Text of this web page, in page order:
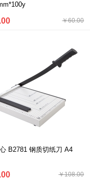
￥60.00
B2781 钢质切纸刀 A4
￥108.00